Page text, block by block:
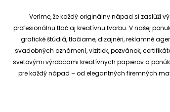
Veríme, že každý originálny nápad si zaslúži
profesionálnu tlač aj kreatívnu tvorbu. V našej
grafické štúdiá, tlačiarne, dizajnéri, reklamné
svadobných oznámení, vizitiek, pozvánok,
svetovými výrobcami kreatívnych papierov a
pre každý nápad – od elegantných firemných